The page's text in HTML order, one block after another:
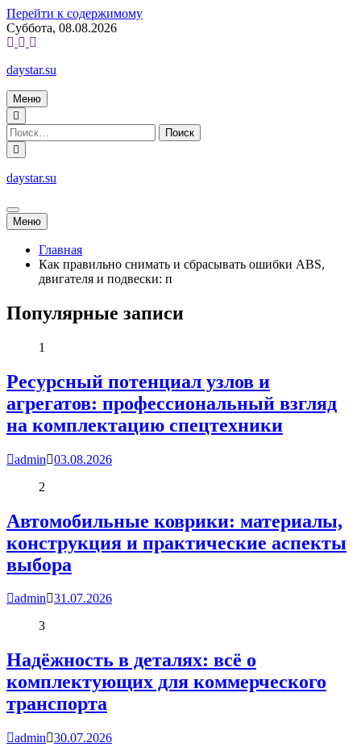
Перейти к содержимому
Суббота, 08.08.2026
daystar.su
Меню
daystar.su
Меню
Главная
Как правильно снимать и сбрасывать ошибки ABS,
двигателя и подвески: п
Популярные записи
1
Ресурсный потенциал узлов и
агрегатов: профессиональный взгляд
на комплектацию спецтехники
admin
03.08.2026
2
Автомобильные коврики: материалы,
конструкция и практические аспекты
выбора
admin 31.07.2026
3
Надёжность в деталях: всё о
комплектующих для коммерческого
транспорта
admin 30.07.2026